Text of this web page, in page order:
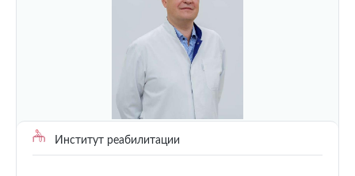
Институт реабилитации